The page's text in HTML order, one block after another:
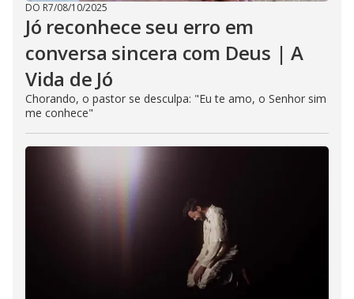
DO R7/08/10/2025
Jó reconhece seu erro em
conversa sincera com Deus | A
Vida de Jó
Chorando, o pastor se desculpa: "Eu te amo, o Senhor sim
me conhece"